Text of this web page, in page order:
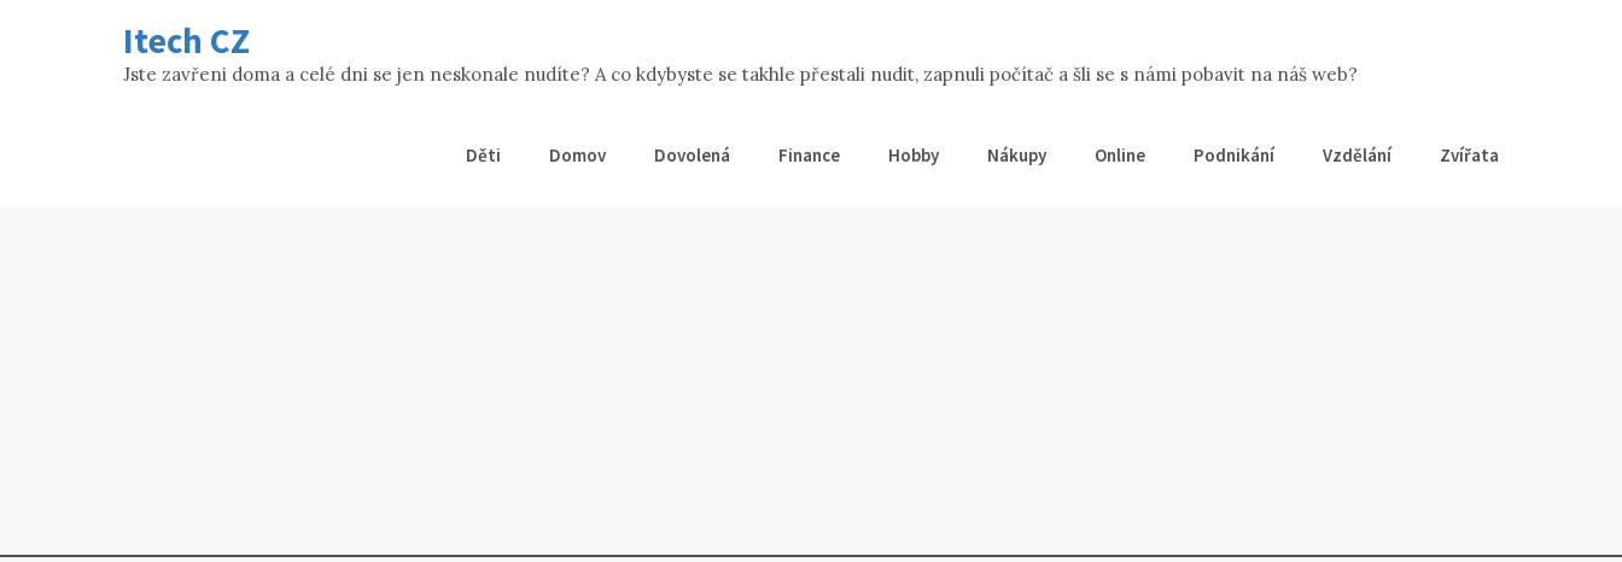
Itech CZ
Jste zavřeni doma a celé dni se jen neskonale nudíte? A co kdybyste se takhle přestali nudit, zapnuli počítač a šli se s námi pobavit na náš web?
Děti Domov Dovolená Finance Hobby Nákupy Online Podnikání Vzdělání Zvířata